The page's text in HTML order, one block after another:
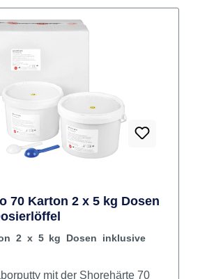
70 Karton 2 x 5 kg Dosen
2 x 5 kg Dosen inklusive
mit der Shorehärte 70